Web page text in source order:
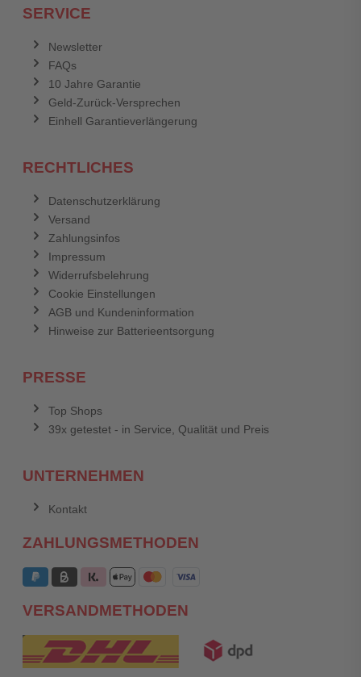
SERVICE
Newsletter
FAQs
10 Jahre Garantie
Geld-Zurück-Versprechen
Einhell Garantieverlängerung
RECHTLICHES
Datenschutzerklärung
Versand
Zahlungsinfos
Impressum
Widerrufsbelehrung
Cookie Einstellungen
AGB und Kundeninformation
Hinweise zur Batterieentsorgung
PRESSE
Top Shops
39x getestet - in Service, Qualität und Preis
UNTERNEHMEN
Kontakt
ZAHLUNGSMETHODEN
VERSANDMETHODEN